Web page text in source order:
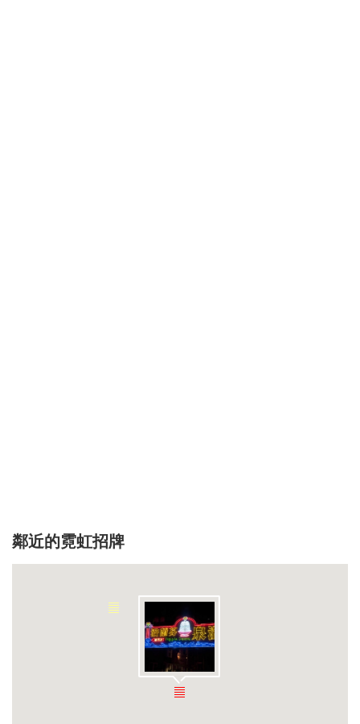
鄰近的霓虹招牌